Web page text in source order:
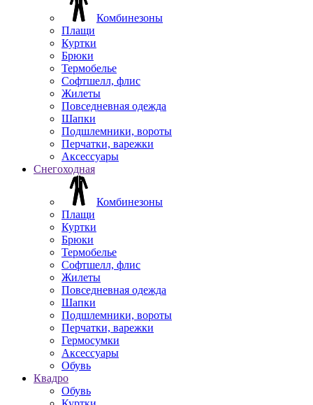
Комбинезоны
Плащи
Куртки
Брюки
Термобелье
Софтшелл, флис
Жилеты
Повседневная одежда
Шапки
Подшлемники, вороты
Перчатки, варежки
Аксессуары
Снегоходная
Комбинезоны
Плащи
Куртки
Брюки
Термобелье
Софтшелл, флис
Жилеты
Повседневная одежда
Шапки
Подшлемники, вороты
Перчатки, варежки
Гермосумки
Аксессуары
Обувь
Квадро
Обувь